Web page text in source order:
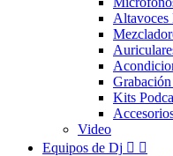
Altavoces
Kits
Video
Equipos de Dj  